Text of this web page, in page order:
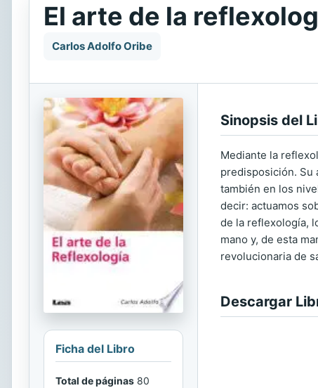
El arte de la
Carlos Adolfo Oribe
Ficha del Libro
Total de páginas 80
Sinopsis del
Mediante la
predisposición. Su
también en los
decir: actuamos
de la reflexología,
mano y, de esta
revolucionaria de
Descargar